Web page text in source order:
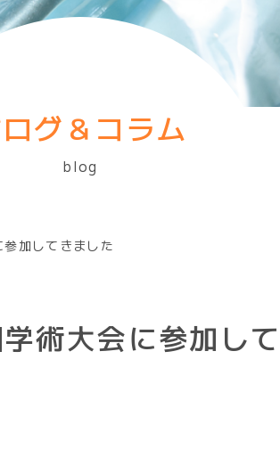
グ＆コラム
blog
加してきました
術大会に参加し